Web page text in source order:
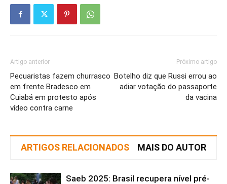
Artigo anterior
Pecuaristas fazem churrasco
em frente Bradesco em
Cuiabá em protesto após
vídeo contra carne
Próximo artigo
Botelho diz que Russi errou ao
adiar votação do passaporte
da vacina
ARTIGOS RELACIONADOS MAIS DO AUTOR
Saeb 2025: Brasil recupera nível pré-